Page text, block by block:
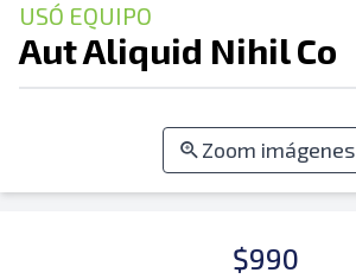
USÓ EQUIPO
Aut Aliquid Nihil Co
Zoom imágenes
$990